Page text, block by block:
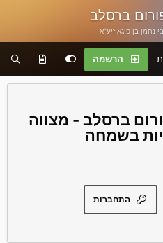
ברסלב
נחמן בן פיגא זיע"א
הרשמה
ברסלב - מצווה
בשמחה
התחברות